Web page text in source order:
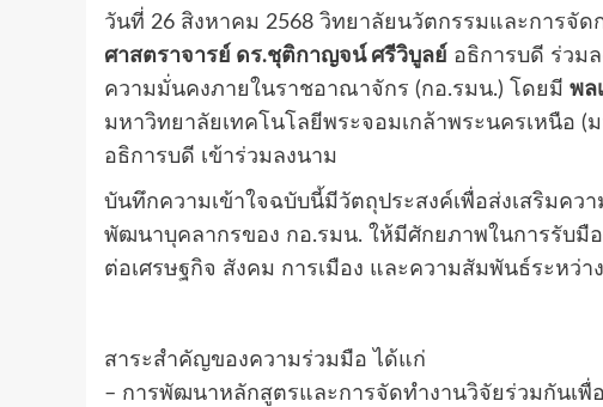
วันที่ 26 สิงหาคม 2568 วิทยาลัยนวัตกรรมและการจั
ศาสตราจารย์ ดร.ชุติกาญจน์ ศรีวิบูลย์ อธิการบดี ร่วม
ความมั่นคงภายในราชอาณาจักร (กอ.รมน.) โดยมี พล
มหาวิทยาลัยเทคโนโลยีพระจอมเกล้าพระนครเหนือ (
อธิการบดี เข้าร่วมลงนาม
บันทึกความเข้าใจฉบับนี้มีวัตถุประสงค์เพื่อส่งเสริมคว
พัฒนาบุคลากรของ กอ.รมน. ให้มีศักยภาพในการรับ
ต่อเศรษฐกิจ สังคม การเมือง และความสัมพันธ์ระหว่า
สาระสำคัญของความร่วมมือ ได้แก่
– การพัฒนาหลักสูตรและการจัดทำงานวิจัยร่วมกันเพื่